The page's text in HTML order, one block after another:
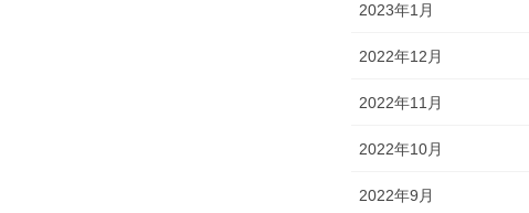
2023年1月
2022年12月
2022年11月
2022年10月
2022年9月